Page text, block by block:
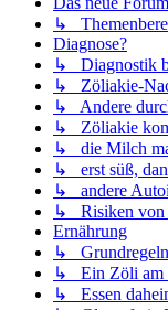
↳
Diagnose?
↳ Diagnostik
↳ Zöliakie-
↳ Andere
↳ Zöliakie
↳ die Milch
↳ erst süß,
↳ andere
↳ Risiken von
Ernährung
↳ Grundregeln
↳ Ein Zöli am
↳ Essen